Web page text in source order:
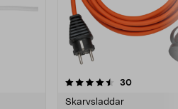
30
Skarvsladdar
4.5 av 5 stjärnor